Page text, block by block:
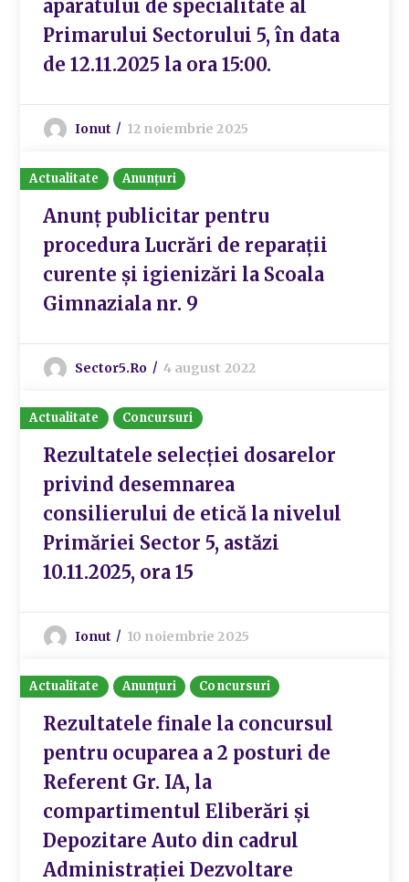
aparatului de specialitate al
Primarului Sectorului 5, în data
de 12.11.2025 la ora 15:00.
Ionut 12 noiembrie 2025
Actualitate Anunțuri
Anunț publicitar pentru
procedura Lucrări de reparații
curente și igienizări la Scoala
Gimnaziala nr. 9
Sector5.ro 4 august 2022
Actualitate Concursuri
Rezultatele selecției dosarelor
privind desemnarea
consilierului de etică la nivelul
Primăriei Sector 5, astăzi
10.11.2025, ora 15
Ionut 10 noiembrie 2025
Actualitate Anunțuri Concursuri
Rezultatele finale la concursul
pentru ocuparea a 2 posturi de
Referent Gr. IA, la
compartimentul Eliberări și
Depozitare Auto din cadrul
Administrației Dezvoltare